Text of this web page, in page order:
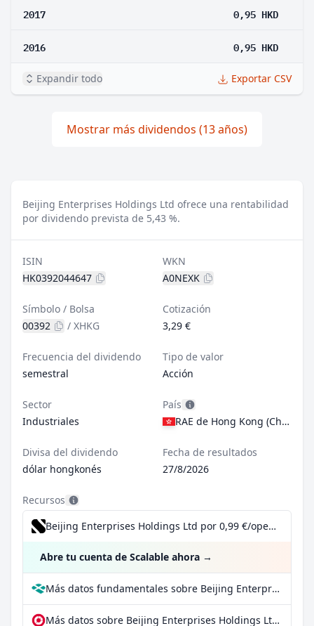
2017 0,95 HKD
2016 0,95 HKD
Expandir todo Exportar CSV
Mostrar más dividendos (13 años)
Beijing Enterprises Holdings Ltd ofrece una rentabilidad
por dividendo prevista de 5,43 %.
ISIN
HK0392044647
WKN
A0NEXK
Símbolo / Bolsa
00392
/ XHKG
Cotización
3,29 €
Frecuencia del dividendo
semestral
Tipo de valor
Acción
Sector
Industriales
País
RAE de Hong Kong (China)
Divisa del dividendo
dólar hongkonés
Fecha de resultados
27/8/2026
Recursos
Beijing Enterprises Holdings Ltd por 0,99 €/operación, incluido el Dividend Reinvestment Plan
Abre tu cuenta de Scalable ahora →
Más datos fundamentales sobre Beijing Enterprises Holdings Ltd en Parqet
Más datos sobre Beijing Enterprises Holdings Ltd en extraETF